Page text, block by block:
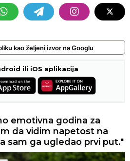
kao željeni izvor na Googlu
ili iOS aplikacija
emotivna godina za
da vidim napetost na
sam ga ugledao prvi put."